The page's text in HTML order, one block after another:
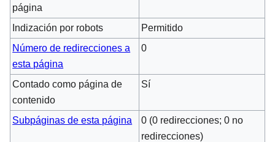
página
Indización por robots
Permitido
Número de redirecciones a
esta página
0
Contado como página de
contenido
Sí
Subpáginas de esta página
0 (0 redirecciones; 0 no
redirecciones)